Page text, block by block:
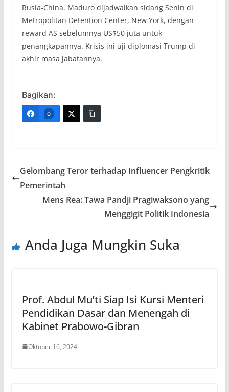
Rusia-China. Maduro dijadwalkan sidang Senin di
Metropolitan Detention Center, New York, dengan
reward AS sebelumnya US$50 juta untuk
penangkapannya. Krisis ini uji diplomasi Trump di
akhir masa jabatannya.
Bagikan:
0
Gelombang Teror terhadap Influencer Pengkritik
Pemerintah
Mens Rea: Tawa Pandji Pragiwaksono yang
Menggigit Politik Indonesia
Anda Juga Mungkin Suka
Prof. Abdul Mu’ti Siap Isi Kursi Menteri
Pendidikan Dasar dan Menengah di
Kabinet Prabowo-Gibran
Oktober 16, 2024